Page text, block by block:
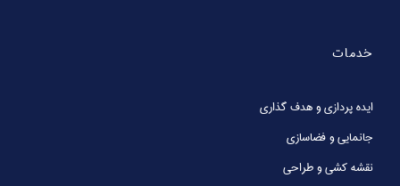
خدمات
ایده پردازی و هدف گذاری
جانمایی و فضاسازی
نقشه کشی و طراحی